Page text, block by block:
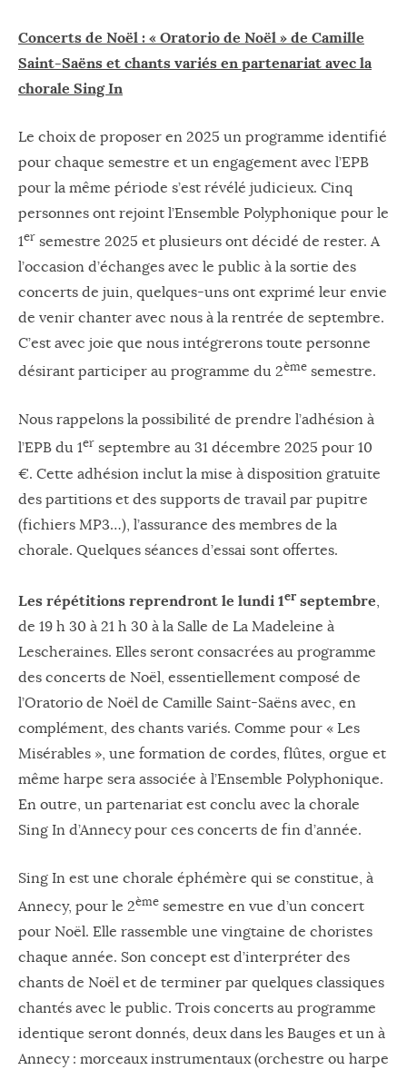
Concerts de Noël : « Oratorio de Noël » de Camille
Saint-Saëns et chants variés en partenariat avec la
chorale Sing In
Le choix de proposer en 2025 un programme identifié
pour chaque semestre et un engagement avec l’EPB
pour la même période s’est révélé judicieux. Cinq
personnes ont rejoint l’Ensemble Polyphonique pour le
1er semestre 2025 et plusieurs ont décidé de rester. A
l’occasion d’échanges avec le public à la sortie des
concerts de juin, quelques-uns ont exprimé leur envie
de venir chanter avec nous à la rentrée de septembre.
C’est avec joie que nous intégrerons toute personne
désirant participer au programme du 2ème semestre.
Nous rappelons la possibilité de prendre l’adhésion à
l’EPB du 1er septembre au 31 décembre 2025 pour 10
€. Cette adhésion inclut la mise à disposition gratuite
des partitions et des supports de travail par pupitre
(fichiers MP3…), l’assurance des membres de la
chorale. Quelques séances d’essai sont offertes.
Les répétitions reprendront le lundi 1er septembre,
de 19 h 30 à 21 h 30 à la Salle de La Madeleine à
Lescheraines. Elles seront consacrées au programme
des concerts de Noël, essentiellement composé de
l’Oratorio de Noël de Camille Saint-Saëns avec, en
complément, des chants variés. Comme pour « Les
Misérables », une formation de cordes, flûtes, orgue et
même harpe sera associée à l’Ensemble Polyphonique.
En outre, un partenariat est conclu avec la chorale
Sing In d’Annecy pour ces concerts de fin d’année.
Sing In est une chorale éphémère qui se constitue, à
Annecy, pour le 2ème semestre en vue d’un concert
pour Noël. Elle rassemble une vingtaine de choristes
chaque année. Son concept est d’interpréter des
chants de Noël et de terminer par quelques classiques
chantés avec le public. Trois concerts au programme
identique seront donnés, deux dans les Bauges et un à
Annecy : morceaux instrumentaux (orchestre ou harpe